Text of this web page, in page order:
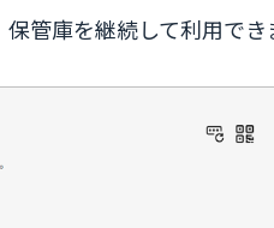
管庫を継続して利用でき